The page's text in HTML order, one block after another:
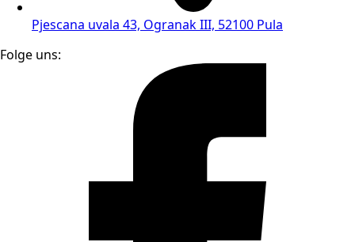
Pjescana uvala 43, Ogranak III, 52100 Pula
Folge uns: